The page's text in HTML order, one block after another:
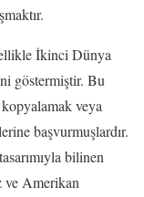
İkinci Dünya
göstermiştir. Bu
veya
başvurmuşlardır.
bilinen
ve Amerikan